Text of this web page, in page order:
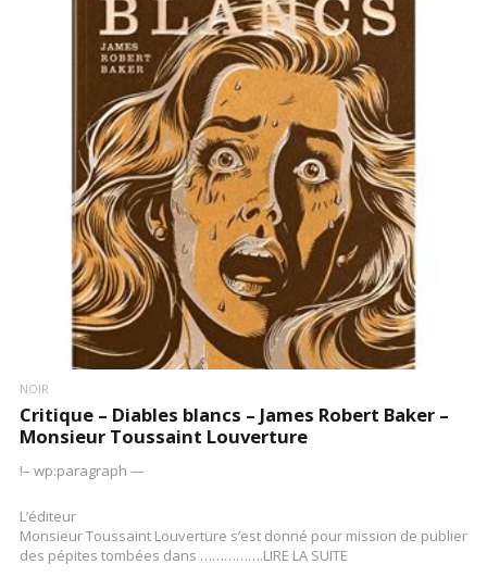
LIRE LA SUITE
NOIR
Critique – Diables blancs – James Robert Baker –
Monsieur Toussaint Louverture
!– wp:paragraph —
L’éditeur
Monsieur Toussaint Louverture s’est donné pour mission de publier
des pépites tombées dans …………….LIRE LA SUITE